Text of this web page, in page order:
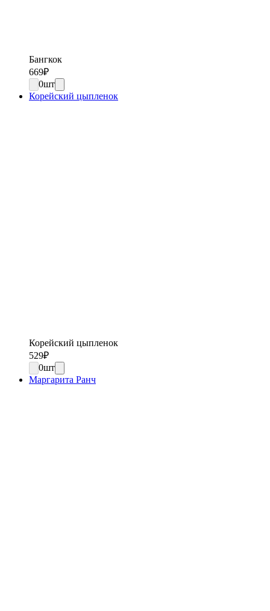
Бангкок
669₽
0шт
Корейский цыпленок
Корейский цыпленок
529₽
0шт
Маргарита Ранч